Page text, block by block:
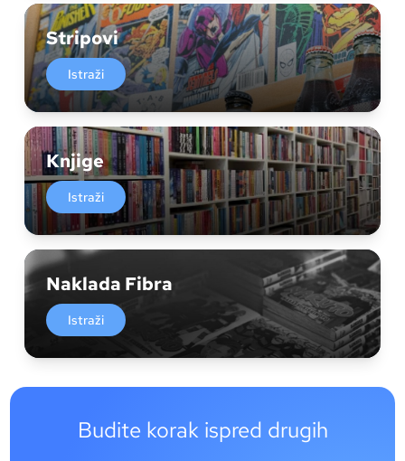
Stripovi
Istraži
Knjige
Istraži
Naklada Fibra
Istraži
Budite korak ispred drugih